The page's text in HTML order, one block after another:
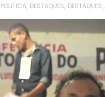
, DESTAQUES, DESTAQUES.,